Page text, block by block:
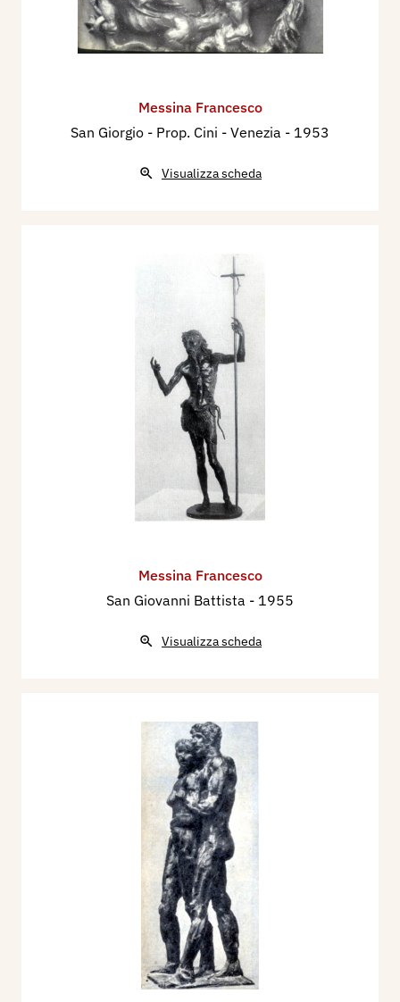
Messina Francesco
San Giorgio - Prop. Cini - Venezia - 1953
Visualizza scheda
Messina Francesco
San Giovanni Battista - 1955
Visualizza scheda